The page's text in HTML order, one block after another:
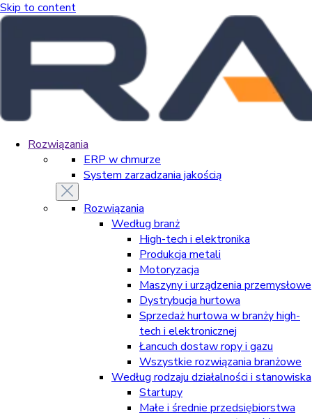
Skip to content
Rozwiązania
ERP w chmurze
System zarzadzania jakością
Rozwiązania
Według branż
High-tech i elektronika
Produkcja metali
Motoryzacja
Maszyny i urządzenia przemysłowe
Dystrybucja hurtowa
Sprzedaż hurtowa w branży high-
tech i elektronicznej
Łancuch dostaw ropy i gazu
Wszystkie rozwiązania branżowe
Według rodzaju działalności i stanowiska
Startupy
Małe i średnie przedsiębiorstwa